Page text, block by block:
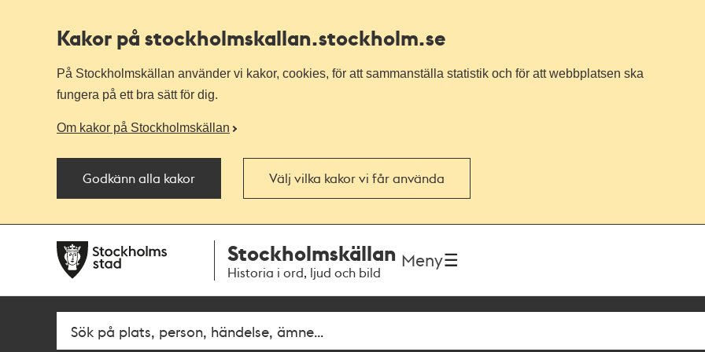
Kakor på stockholmskallan.stockholm.se
På Stockholmskällan använder vi kakor, cookies, för att sammanställa statistik och för att webbplatsen ska
fungera på ett bra sätt för dig.
Om kakor på Stockholmskällan
Godkänn alla kakor Välj vilka kakor vi får använda
navigationen
huvudinnehållet
Stockholmskällan
Historia i ord, ljud och bild
Meny
SökFritextsök